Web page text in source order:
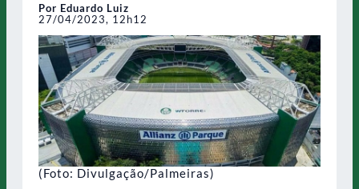
Por Eduardo Luiz
27/04/2023, 12h12
(Foto: Divulgação/Palmeiras)